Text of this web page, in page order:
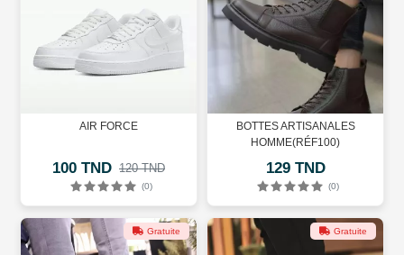
AIR FORCE
100 TND 120 TND
(0)
BOTTES ARTISANALES
HOMME(RÉF100)
129 TND
(0)
Gratuite Gratuite